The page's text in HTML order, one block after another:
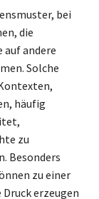
bei
die
andere
Solche
häufig
zu
Besonders
zu einer
erzeugen